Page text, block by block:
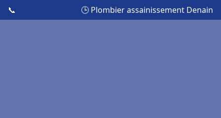
📞 🕒 Plombier assainissement Denain